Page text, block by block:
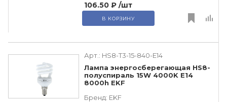
106.50 ₽ /шт
В КОРЗИНУ
Арт.: HS8-T3-15-840-E14
Лампа энергосберегающая HS8-
полуспираль 15W 4000K E14
8000h EKF
Бренд: EKF